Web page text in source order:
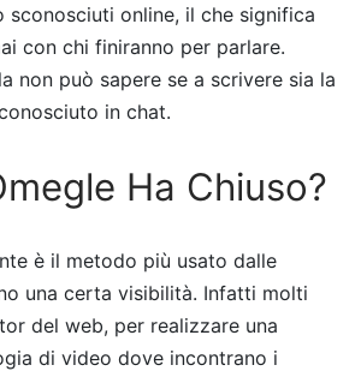
online, il che significa
con chi finiranno per parlare.
non può sapere se a scrivere sia la
in chat.
Ha Chiuso?
è il metodo più usato dalle
una certa visibilità. Infatti molti
del web, per realizzare una
di video dove incontrano i